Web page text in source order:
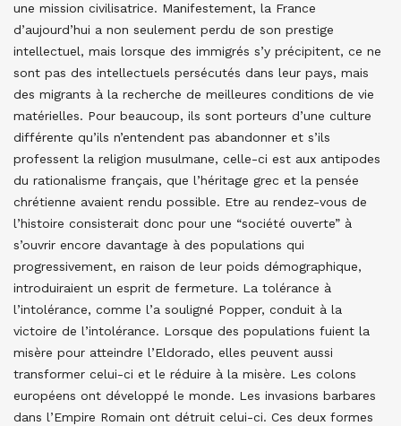
une mission civilisatrice. Manifestement, la France
d’aujourd’hui a non seulement perdu de son prestige
intellectuel, mais lorsque des immigrés s’y précipitent, ce ne
sont pas des intellectuels persécutés dans leur pays, mais
des migrants à la recherche de meilleures conditions de vie
matérielles. Pour beaucoup, ils sont porteurs d’une culture
différente qu’ils n’entendent pas abandonner et s’ils
professent la religion musulmane, celle-ci est aux antipodes
du rationalisme français, que l’héritage grec et la pensée
chrétienne avaient rendu possible. Etre au rendez-vous de
l’histoire consisterait donc pour une “société ouverte” à
s’ouvrir encore davantage à des populations qui
progressivement, en raison de leur poids démographique,
introduiraient un esprit de fermeture. La tolérance à
l’intolérance, comme l’a souligné Popper, conduit à la
victoire de l’intolérance. Lorsque des populations fuient la
misère pour atteindre l’Eldorado, elles peuvent aussi
transformer celui-ci et le réduire à la misère. Les colons
européens ont développé le monde. Les invasions barbares
dans l’Empire Romain ont détruit celui-ci. Ces deux formes